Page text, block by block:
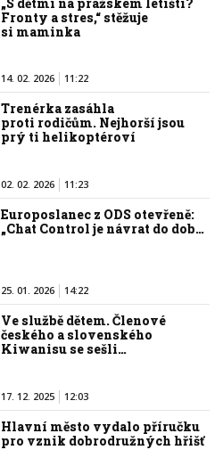
Fronty a stres,“ stěžuje
si maminka
14. 02. 2026 11:22
Trenérka zasáhla
proti rodičům. Nejhorší jsou
prý ti helikoptéroví
02. 02. 2026 11:23
Europoslanec z ODS otevřeně:
„Chat Control je návrat do dob…
25. 01. 2026 14:22
Ve službě dětem. Členové
českého a slovenského
Kiwanisu se sešli…
17. 12. 2025 12:03
Hlavní město vydalo příručku
pro vznik dobrodružných hřišť